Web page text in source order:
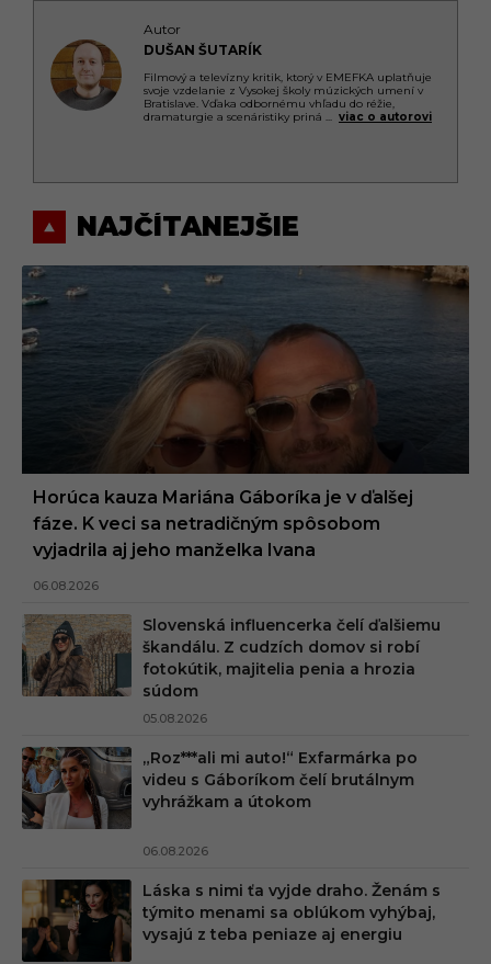
Autor
DUŠAN ŠUTARÍK
Filmový a televízny kritik, ktorý v EMEFKA uplatňuje
svoje vzdelanie z Vysokej školy múzických umení v
Bratislave. Vďaka odbornému vhľadu do réžie,
dramaturgie a scenáristiky priná ... viac o autorovi
NAJČÍTANEJŠIE
Horúca kauza Mariána Gáboríka je v ďalšej
fáze. K veci sa netradičným spôsobom
vyjadrila aj jeho manželka Ivana
06.08.2026
Slovenská influencerka čelí ďalšiemu
škandálu. Z cudzích domov si robí
fotokútik, majitelia penia a hrozia
súdom
05.08.2026
„Roz***ali mi auto!“ Exfarmárka po
videu s Gáboríkom čelí brutálnym
vyhrážkam a útokom
06.08.2026
Láska s nimi ťa vyjde draho. Ženám s
týmito menami sa oblúkom vyhýbaj,
vysajú z teba peniaze aj energiu